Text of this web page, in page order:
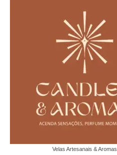
Velas Artesanais & Aromas